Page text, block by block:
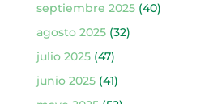
septiembre 2025(40)
agosto 2025(32)
julio 2025(47)
junio 2025(41)